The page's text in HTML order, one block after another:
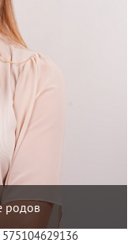
родов